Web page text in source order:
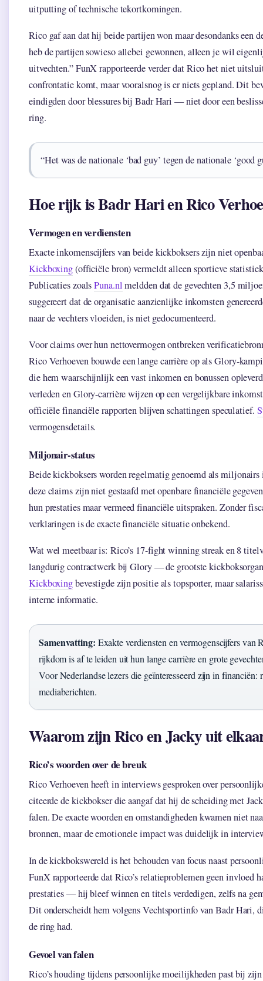
uitputting of technische tekortkomingen.
Rico gaf aan dat hij beide partijen won maar desondanks een
heb de partijen sowieso allebei gewonnen, alleen je wil
uitvechten.” FunX rapporteerde verder dat Rico het niet
confrontatie komt, maar vooralsnog is er niets gepland. Dit
eindigden door blessures bij Badr Hari — niet door een
ring.
“Het was de nationale ‘bad guy’ tegen de nationale
Hoe rijk is Badr Hari en Rico
Vermogen en verdiensten
Exacte inkomenscijfers van beide kickboksers zijn niet
Kickboxing(officiële bron) vermeldt alleen sportieve
Publicaties zoalsPuna.nlmeldden dat de gevechten 3,5
suggereert dat de organisatie aanzienlijke inkomsten
naar de vechters vloeiden, is niet gedocumenteerd.
Voor claims over hun nettovermogen ontbreken
Rico Verhoeven bouwde een lange carrière op als Glory-
die hem waarschijnlijk een vast inkomen en bonussen
verleden en Glory-carrière wijzen op een vergelijkbare
officiële financiële rapporten blijven schattingen speculatief.
vermogensdetails.
Miljonair-status
Beide kickboksers worden regelmatig genoemd als miljonairs
deze claims zijn niet gestaafd met openbare financiële
hun prestaties maar vermeed financiële uitspraken. Zonder
verklaringen is de exacte financiële situatie onbekend.
Wat wel meetbaar is: Rico’s 17-fight winning streak en 8
langdurig contractwerk bij Glory — de grootste
Kickboxingbevestigde zijn positie als topsporter, maar
interne informatie.
Samenvatting: Exakte verdiensten en vermogenscijfers
rijkdom is af te leiden uit hun lange carrière en grote
Voor Nederlandse lezers die geïnteresseerd zijn in financiën:
mediaberichten.
Waarom zijn Rico en Jacky uit
Rico’s woorden over de breuk
Rico Verhoeven heeft in interviews gesproken over
citeerde de kickbokser die aangaf dat hij de scheiding met
falen. De exacte woorden en omstandigheden kwamen niet
bronnen, maar de emotionele impact was duidelijk in
In de kickbokswereld is het behouden van focus naast
FunX rapporteerde dat Rico’s relatieproblemen geen invloed
prestaties — hij bleef winnen en titels verdedigen, zelfs na
Dit onderscheidt hem volgens Vechtsportinfo van Badr Hari,
de ring had.
Gevoel van falen
Rico’s houding tijdens persoonlijke moeilijkheden past bij